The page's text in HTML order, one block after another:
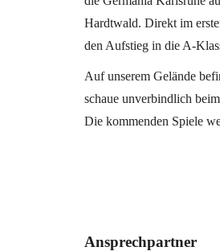
Hardtwald. Direkt im
den Aufstieg in die A-
Auf unserem Gelände
schaue unverbindlich
Die kommenden Spiele
Ansprechpartner